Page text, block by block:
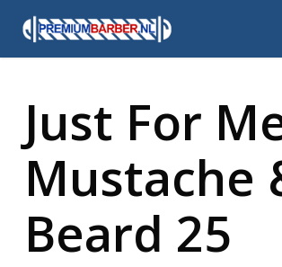
main
Just For
Mustache
Beard 25